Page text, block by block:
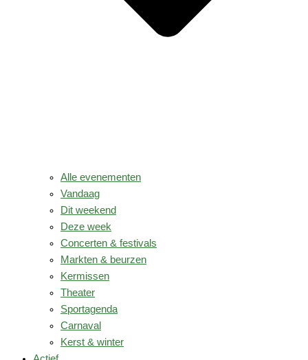
Alle evenementen
Vandaag
Dit weekend
Deze week
Concerten & festivals
Markten & beurzen
Kermissen
Theater
Sportagenda
Carnaval
Kerst & winter